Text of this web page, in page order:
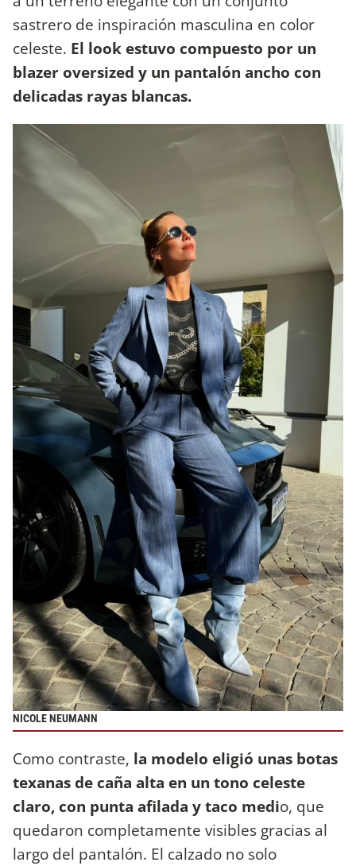
sastrero de inspiración masculina en color
celeste. El look estuvo compuesto por un
blazer oversized y un pantalón ancho con
delicadas rayas blancas.
NICOLE NEUMANN
Como contraste, la modelo eligió unas botas
texanas de caña alta en un tono celeste
claro, con punta afilada y taco medio, que
quedaron completamente visibles gracias al
largo del pantalón. El calzado no solo